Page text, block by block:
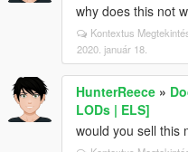
why does this not
Kontextus
2020. január 18.
HunterReece »
LODs | ELS]
would you sell this